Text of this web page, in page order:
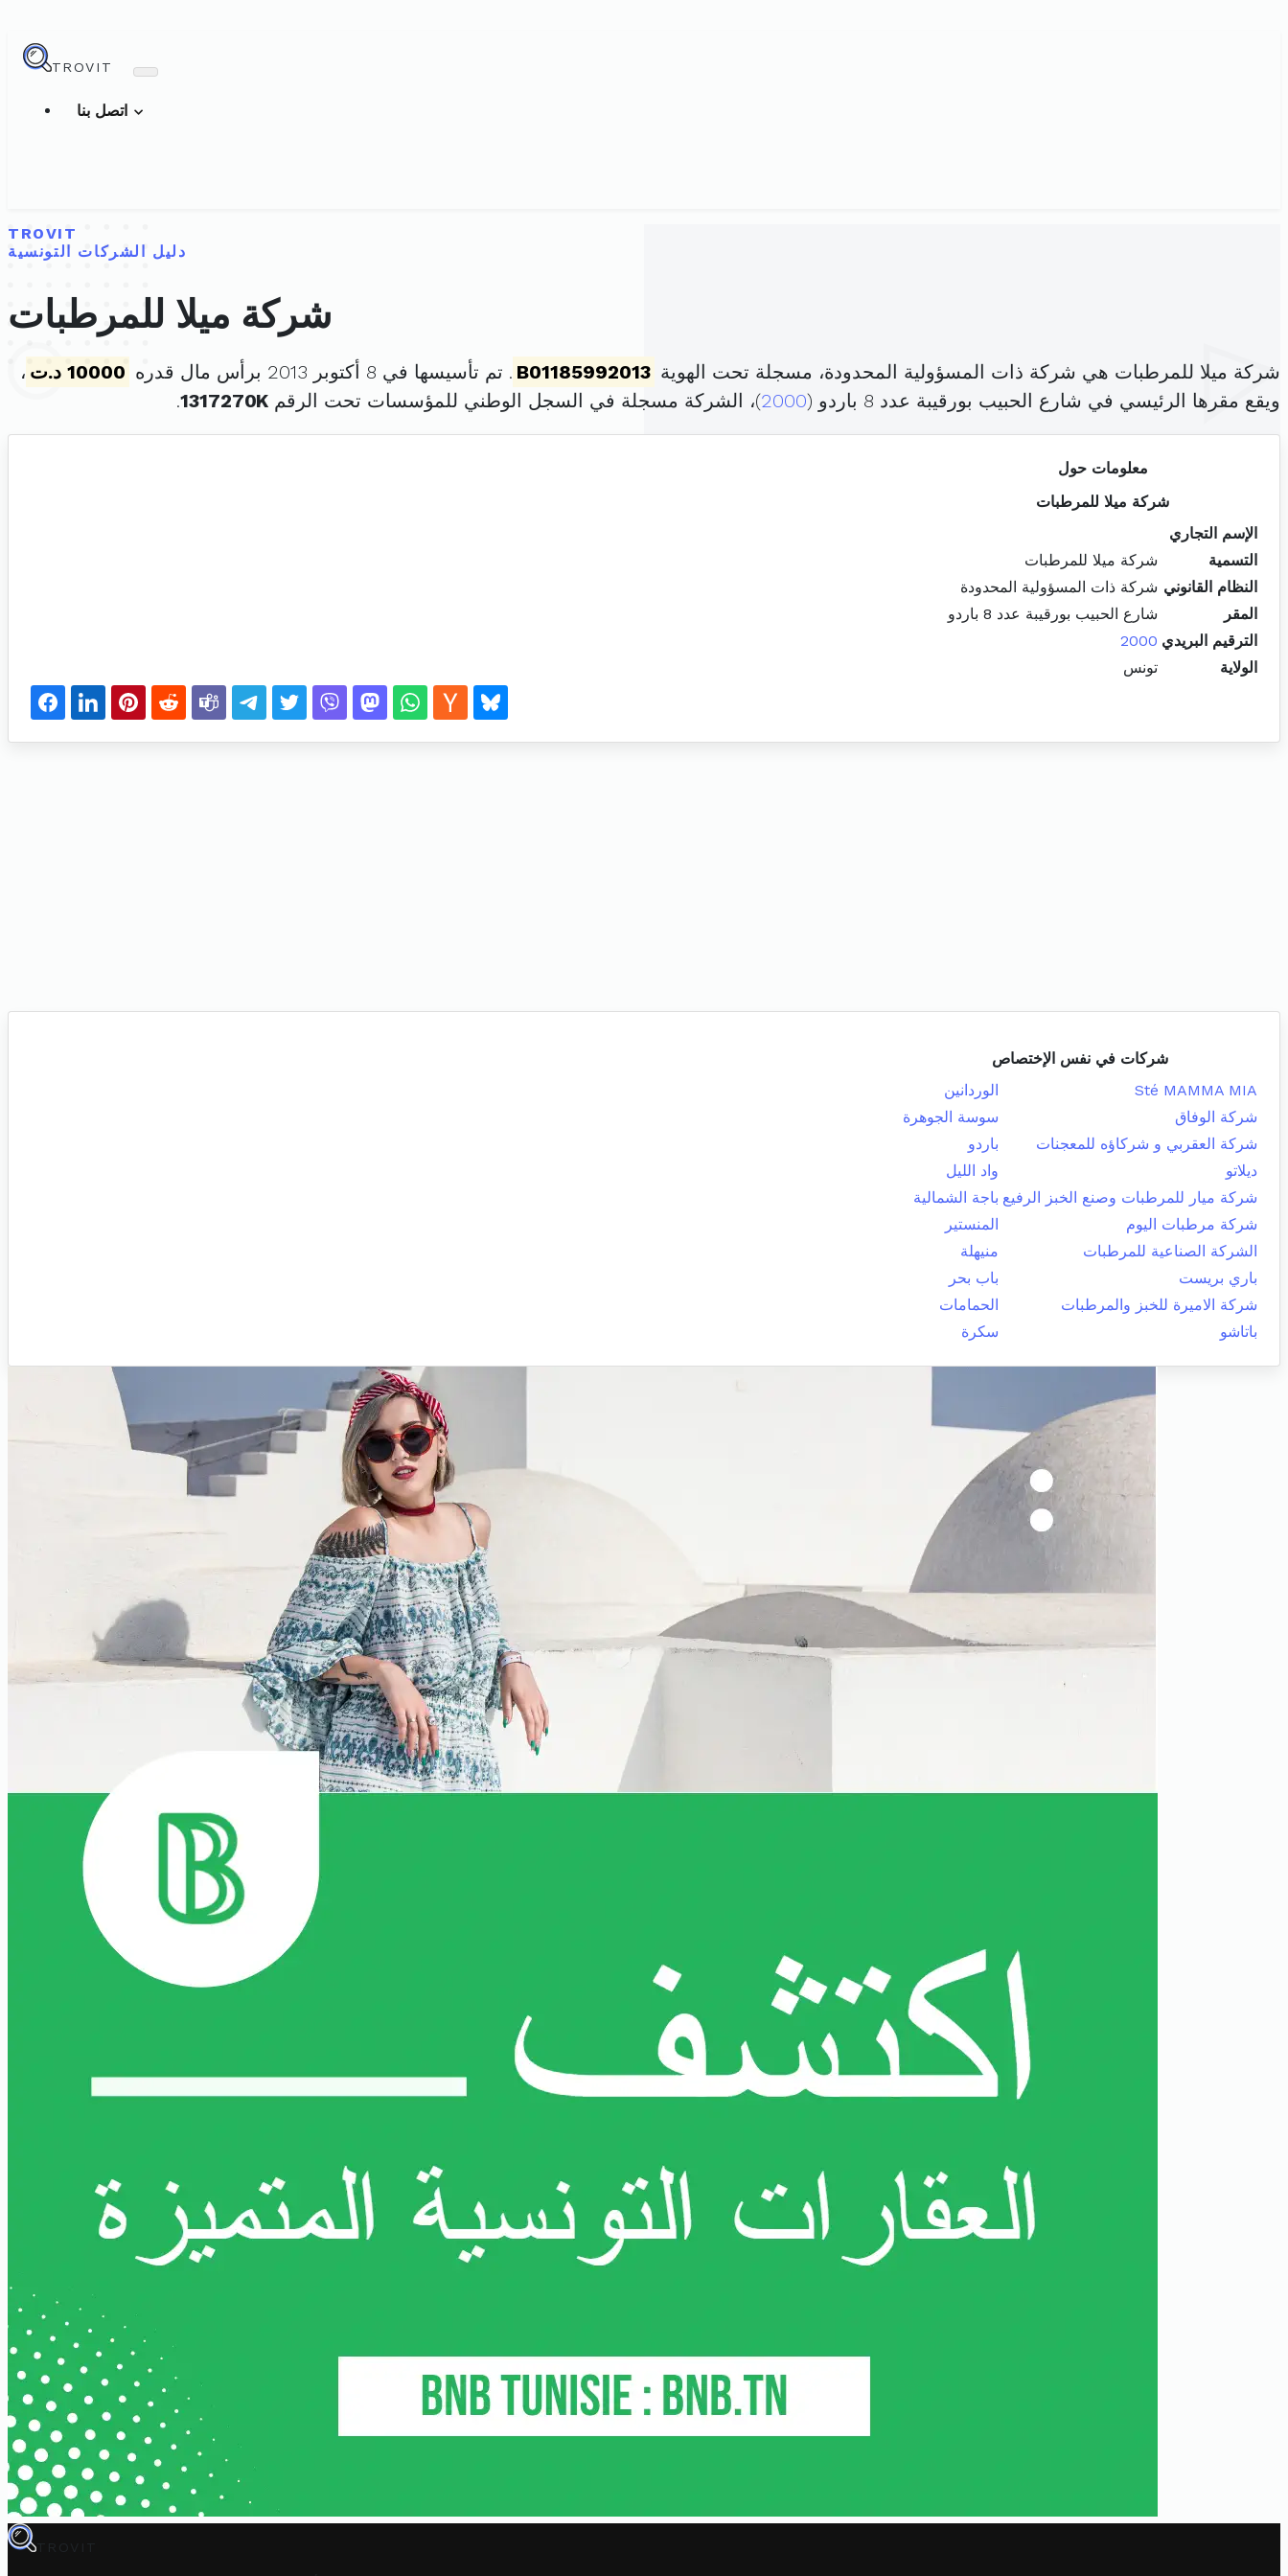
TROVIT
TROVIT
دليل الشركات التونسية
شركة ميلا للمرطبات
شركة ميلا للمرطبات هي شركة ذات المسؤولية المحدودة، مسجلة تحت الهوية B01185992013 . تم تأسيسها في 8 أكتوبر 2013 برأس مال قدره 10000 د.ت
،
ويقع مقرها الرئيسي في شارع الحبيب بورقيبة عدد 8 باردو (
2000)، الشركة مسجلة في السجل الوطني للمؤسسات تحت الرقم 1317270K
.
معلومات حول
شركة ميلا للمرطبات
الإسم التجاري
التسمية
شركة ميلا للمرطبات
النظام القانوني شركة ذات المسؤولية المحدودة
المقر
شارع الحبيب بورقيبة عدد 8 باردو
الترقيم البريدي 2000
الولاية
تونس
شركات في نفس الإختصاص
Sté MAMMA MIA
الوردانين
شركة الوفاق
سوسة الجوهرة
شركة العقربي و شركاؤه للمعجنات
باردو
ديلاتو
واد الليل
شركة ميار للمرطبات وصنع الخبز الرفيع باجة الشمالية
شركة مرطبات اليوم
المنستير
الشركة الصناعية للمرطبات
منيهلة
باري بريست
باب بحر
شركة الاميرة للخبز والمرطبات
الحمامات
باتاشو
سكرة
TROVIT